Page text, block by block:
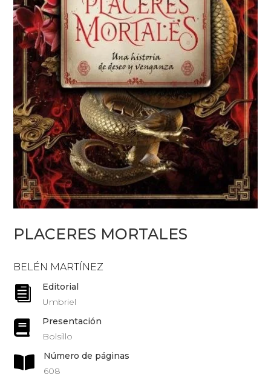
PLACERES MORTALES
BELÉN MARTÍNEZ

Editorial
Umbriel

Presentación
Bolsillo

Número de páginas
608